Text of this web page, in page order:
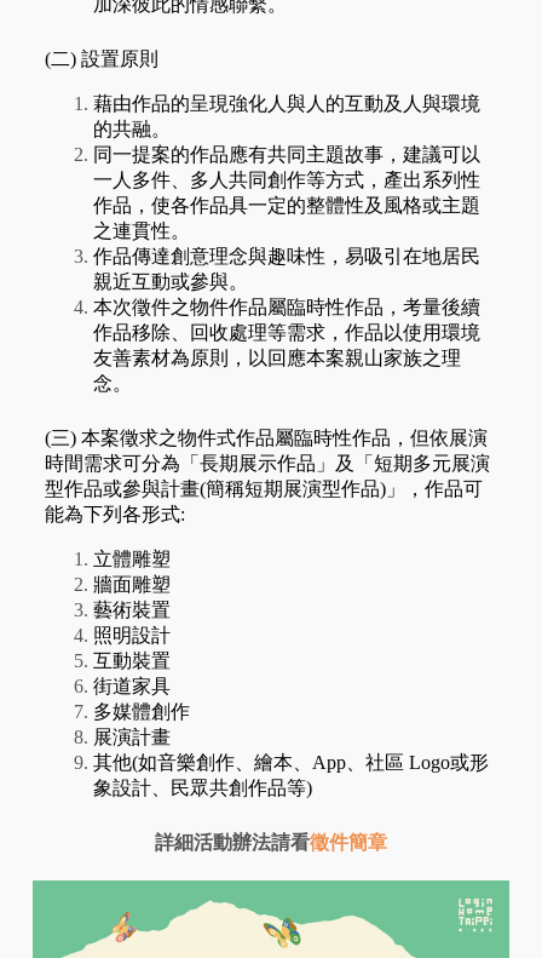
加深彼此的情感聯繫。
(二) 設置原則
藉由作品的呈現強化人與人的互動及人與環境
的共融。
同一提案的作品應有共同主題故事，建議可以
一人多件、多人共同創作等方式，產出系列性
作品，使各作品具一定的整體性及風格或主題
之連貫性。
作品傳達創意理念與趣味性，易吸引在地居民
親近互動或參與。
本次徵件之物件作品屬臨時性作品，考量後續
作品移除、回收處理等需求，作品以使用環境
友善素材為原則，以回應本案親山家族之理
念。
(三) 本案徵求之物件式作品屬臨時性作品，但依展演
時間需求可分為「長期展示作品」及「短期多元展演
型作品或參與計畫(簡稱短期展演型作品)」，作品可
能為下列各形式:
立體雕塑
牆面雕塑
藝術裝置
照明設計
互動裝置
街道家具
多媒體創作
展演計畫
其他(如音樂創作、繪本、App、社區 Logo或形
象設計、民眾共創作品等)
詳細活動辦法請看徵件簡章